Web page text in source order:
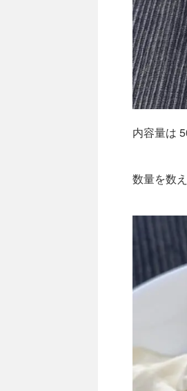
内容量は
数量を数